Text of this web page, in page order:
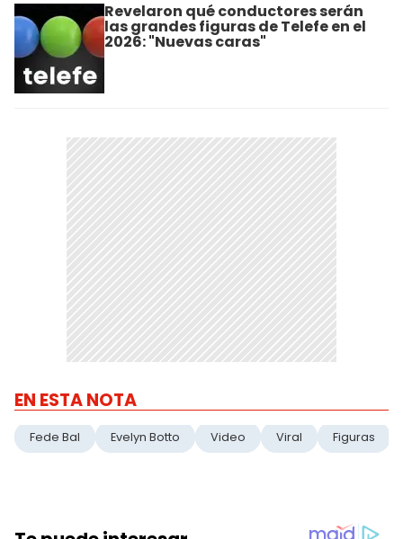
Revelaron qué conductores serán
las grandes figuras de Telefe en el
2026: "Nuevas caras"
EN ESTA NOTA
Fede Bal Evelyn Botto Video Viral Figuras